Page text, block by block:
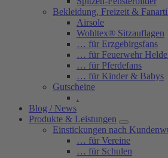
Bekleidung, Freizeit &
Airsole
Wohltex® Sitzauflagen
… für Erzgebirgsfans
… für Feuerwehr
… für Pferdefans
… für Kinder & Babys
Gutscheine
.
Blog / News
Produkte & Leistungen
Einstickungen nach
… für Vereine
… für Schulen